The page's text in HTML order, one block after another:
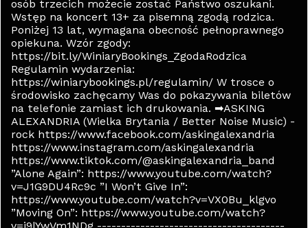
osób trzecich możecie zostać Państwo oszukani.
Wstęp na koncert 13+ za pisemną zgodą rodzica.
Poniżej 13 lat, wymagana obecność pełnoprawnego
opiekuna. Wzór zgody:
https://bit.ly/WiniaryBookings_ZgodaRodzica
Regulamin wydarzenia:
https://winiarybookings.pl/regulamin/ W trosce o
środowisko zachęcamy Was do pokazywania biletów
na telefonie zamiast ich drukowania. ➡ASKING
ALEXANDRIA (Wielka Brytania / Better Noise Music) -
rock https://www.facebook.com/askingalexandria
https://www.instagram.com/askingalexandria
https://www.tiktok.com/@askingalexandria_band
”Alone Again”: https://www.youtube.com/watch?
v=J1G9DU4Rc9c ”I Won’t Give In”:
https://www.youtube.com/watch?v=VX0Bu_klgvo
”Moving On”: https://www.youtube.com/watch?